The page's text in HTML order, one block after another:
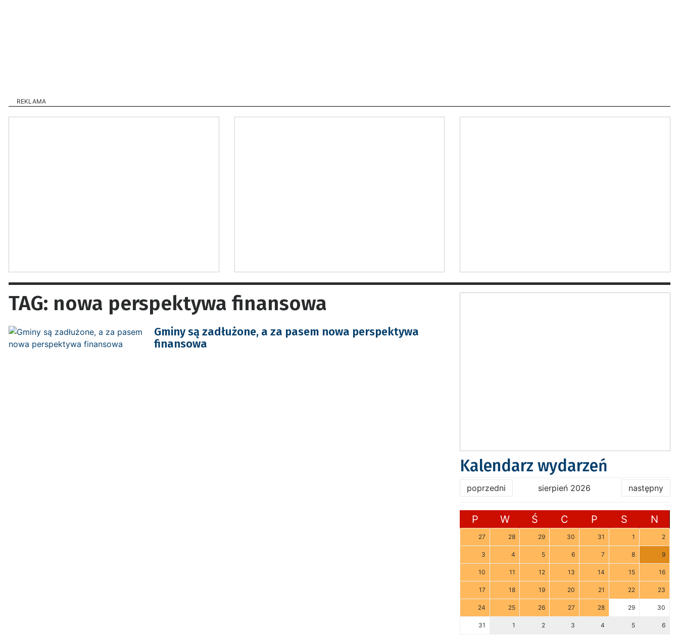
REKLAMA
TAG: nowa perspektywa finansowa
Gminy są zadłużone, a za pasem nowa perspektywa
finansowa
Kalendarz wydarzeń
poprzedni sierpień 2026 następny
P W Ś C P S N
27 28 29 30 31 1 2
3 4 5 6 7 8 9
10 11 12 13 14 15 16
17 18 19 20 21 22 23
24 25 26 27 28 29 30
31 1 2 3 4 5 6